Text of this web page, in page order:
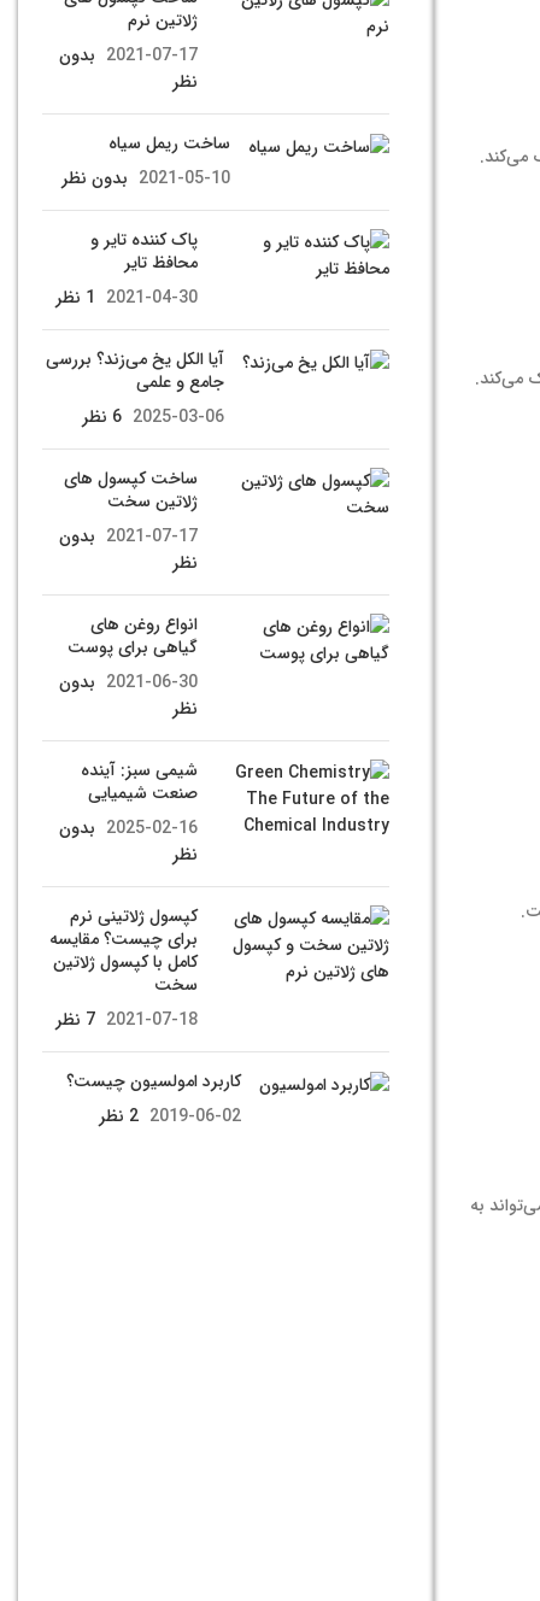
می‌کند.
می‌کند.
به
ژلاتین نرم
2021-07-17 بدون
نظر
ساخت ریمل سیاه
2021-05-10 بدون نظر
پاک کننده تایر و
محافظ تایر
2021-04-30 1 نظر
آیا الکل یخ می‌زند؟ بررسی
جامع و علمی
2025-03-06 6 نظر
ساخت کپسول های
ژلاتین سخت
2021-07-17 بدون
نظر
انواع روغن های
گیاهی برای پوست
2021-06-30 بدون
نظر
شیمی سبز: آینده
صنعت شیمیایی
2025-02-16 بدون
نظر
کپسول ژلاتینی نرم
برای چیست؟ مقایسه
کامل با کپسول ژلاتین
سخت
2021-07-18 7 نظر
کاربرد امولسیون چیست؟
2019-06-02 2 نظر